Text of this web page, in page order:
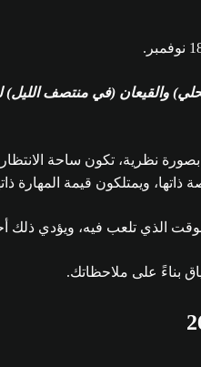
(عادة ما تكون بين الساعة 7 مساءً و10
ويمتلكون قيمة المهارة
الذي تلعب فيه، ويؤدي ذلك
بناءً على ملاحظاتك.